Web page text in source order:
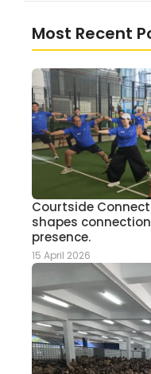
Most Recent
Courtside
shapes
presence.
15 April 2026